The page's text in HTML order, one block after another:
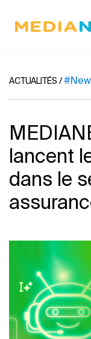
ACTUALITÉS /
lancent
dans le